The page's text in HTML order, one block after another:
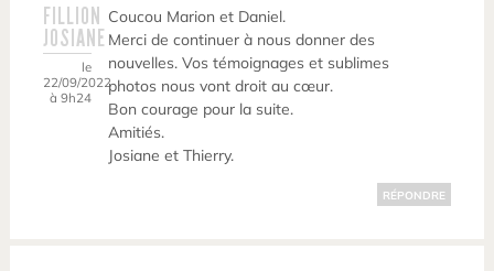
FILLION
JOSIANE
le
22/09/2022
à 9h24
Coucou Marion et Daniel.
Merci de continuer à nous donner des
nouvelles. Vos témoignages et sublimes
photos nous vont droit au cœur.
Bon courage pour la suite.
Amitiés.
Josiane et Thierry.
RÉPONDRE